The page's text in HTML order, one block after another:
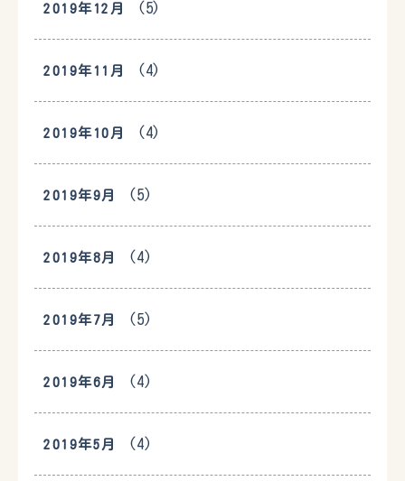
2019年12月 (5)
2019年11月 (4)
2019年10月 (4)
2019年9月 (5)
2019年8月 (4)
2019年7月 (5)
2019年6月 (4)
2019年5月 (4)